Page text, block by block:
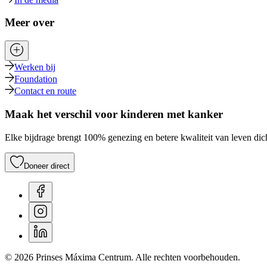
Meer over
Werken bij
Foundation
Contact en route
Maak het verschil voor kinderen met kanker
Elke bijdrage brengt 100% genezing en betere kwaliteit van leven
Doneer direct
© 2026 Prinses Máxima Centrum. Alle rechten voorbehouden.